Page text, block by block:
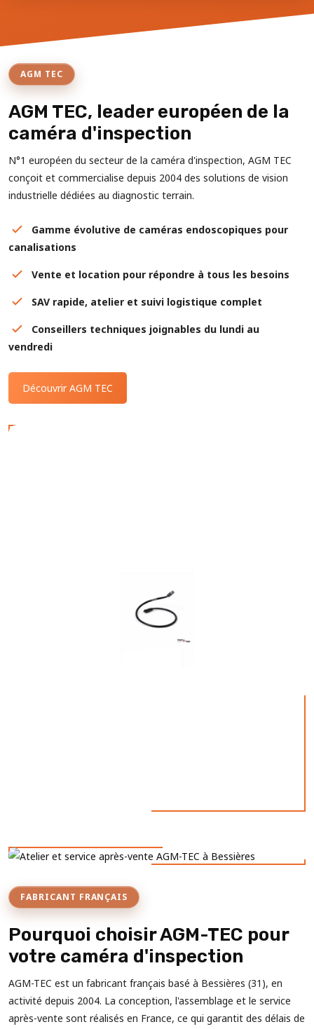
AGM TEC
AGM TEC, leader européen de la
caméra d'inspection
N°1 européen du secteur de la caméra d'inspection, AGM TEC
conçoit et commercialise depuis 2004 des solutions de vision
industrielle dédiées au diagnostic terrain.
Gamme évolutive de caméras endoscopiques pour
canalisations
Vente et location pour répondre à tous les besoins
SAV rapide, atelier et suivi logistique complet
Conseillers techniques joignables du lundi au
vendredi
Découvrir AGM TEC
FABRICANT FRANÇAIS
Pourquoi choisir AGM-TEC pour
votre caméra d'inspection
AGM-TEC est un fabricant français basé à Bessières (31), en
activité depuis 2004. La conception, l'assemblage et le service
après-vente sont réalisés en France, ce qui garantit des délais de